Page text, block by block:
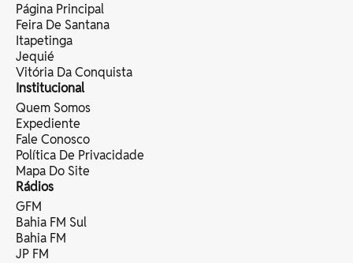
Página Principal
Feira De Santana
Itapetinga
Jequié
Vitória Da Conquista
Institucional
Quem Somos
Expediente
Fale Conosco
Política De Privacidade
Mapa Do Site
Rádios
GFM
Bahia FM Sul
Bahia FM
JP FM